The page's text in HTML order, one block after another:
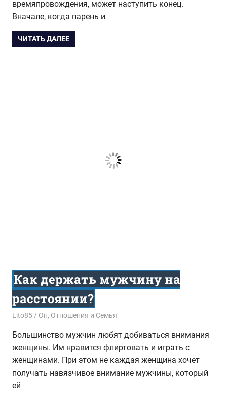
времяпровождения, может наступить конец.
Вначале, когда парень и
ЧИТАТЬ ДАЛЕЕ
Как держать мужчину на
расстоянии?
03.07.2017
Lito85 Он, Отношения и Семья
Большинство мужчин любят добиваться внимания
женщины. Им нравится флиртовать и играть с
женщинами. При этом не каждая женщина хочет
получать навязчивое внимание мужчины, который
ей